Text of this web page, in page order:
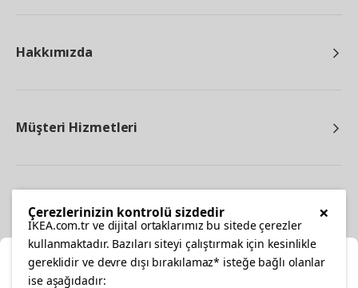
Hakkımızda
Müşteri Hizmetleri
×
Çerezlerinizin kontrolü sizdedir
IKEA.com.tr ve dijital ortaklarımız bu sitede çerezler
kullanmaktadır. Bazıları siteyi çalıştırmak için kesinlikle
gereklidir ve devre dışı bırakılamaz* isteğe bağlı olanlar
ise aşağıdadır: